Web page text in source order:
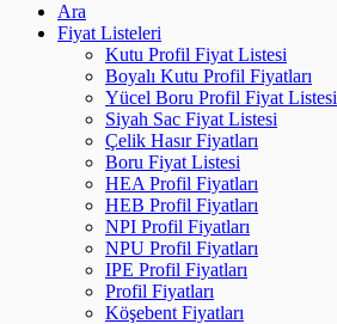
Ara
Fiyat Listeleri
Kutu Profil Fiyat Listesi
Boyalı Kutu Profil Fiyatları
Yücel Boru Profil Fiyat Listesi
Siyah Sac Fiyat Listesi
Çelik Hasır Fiyatları
Boru Fiyat Listesi
HEA Profil Fiyatları
HEB Profil Fiyatları
NPI Profil Fiyatları
NPU Profil Fiyatları
IPE Profil Fiyatları
Profil Fiyatları
Köşebent Fiyatları